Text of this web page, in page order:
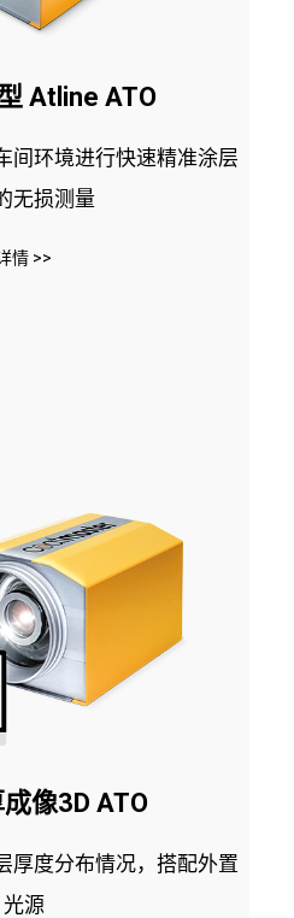
Atline ATO
间环境进行快速精准涂层
无损测量
情 >>
像3D ATO
厚度分布情况，搭配外置
光源